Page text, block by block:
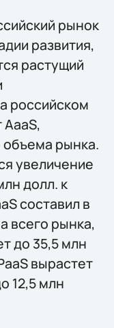
рынок
развития,
растущий
российском
рынка.
увеличение
долл. к
составил в
всего рынка,
до 35,5 млн
вырастет
12,5 млн